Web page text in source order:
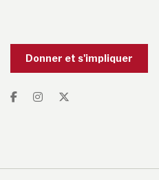
Donner et s'impliquer